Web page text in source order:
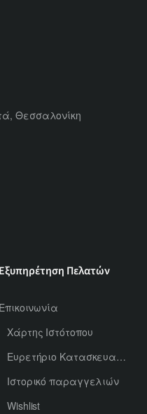
Θεσσαλονίκη
Εξυπηρέτηση Πελατών
Επικοινωνία
Χάρτης Ιστότοπου
Ευρετήριο Κατασκευαστών
Ιστορικό παραγγελιών
Wishlist